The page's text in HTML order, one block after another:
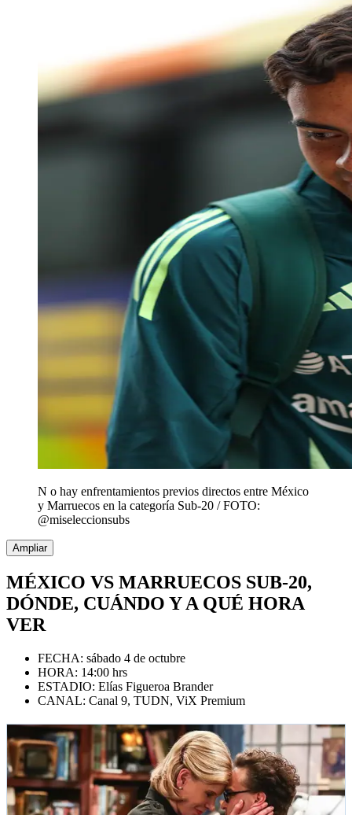
N o hay enfrentamientos previos directos entre México
y Marruecos en la categoría Sub-20 / FOTO:
@miseleccionsubs
Ampliar
MÉXICO VS MARRUECOS SUB-20,
DÓNDE, CUÁNDO Y A QUÉ HORA
VER
FECHA: sábado 4 de octubre
HORA: 14:00 hrs
ESTADIO: Elías Figueroa Brander
CANAL: Canal 9, TUDN, ViX Premium